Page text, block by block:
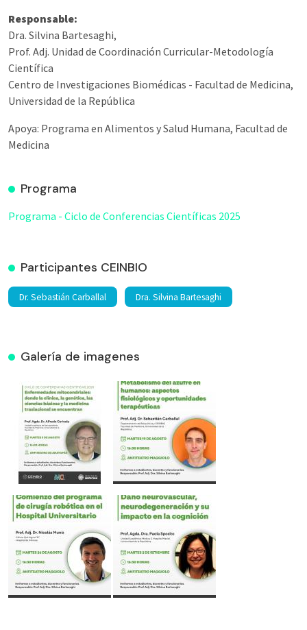
Responsable:
Dra. Silvina Bartesaghi,
Prof. Adj. Unidad de Coordinación Curricular-Metodología
Científica
Centro de Investigaciones Biomédicas - Facultad de Medicina,
Universidad de la República
Apoya: Programa en Alimentos y Salud Humana, Facultad de
Medicina
Programa
Programa - Ciclo de Conferencias Científicas 2025
Participantes CEINBIO
Dr. Sebastián Carballal Dra. Silvina Bartesaghi
Galería de imagenes